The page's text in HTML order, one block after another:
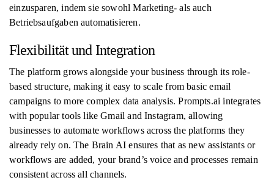
einzusparen, indem sie sowohl Marketing- als auch
Betriebsaufgaben automatisieren.
Flexibilität und Integration
The platform grows alongside your business through its role-
based structure, making it easy to scale from basic email
campaigns to more complex data analysis. Prompts.ai integrates
with popular tools like Gmail and Instagram, allowing
businesses to automate workflows across the platforms they
already rely on. The Brain AI ensures that as new assistants or
workflows are added, your brand’s voice and processes remain
consistent across all channels.